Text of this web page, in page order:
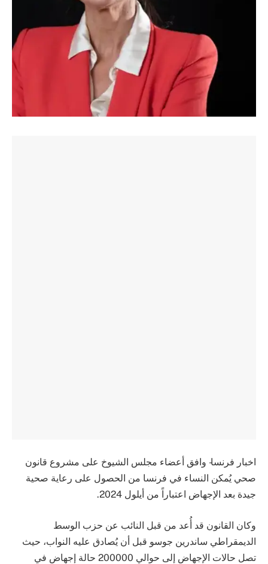
اخبار فرنسا- وافق أعضاء مجلس الشيوخ على مشروع قانون
صحي يُمكن النساء في فرنسا من الحصول على رعاية صحية
جيدة بعد الإجهاض اعتباراً من أيلول 2024.
وكان القانون قد أُعد من قبل النائب عن حزب الوسط
الديمقراطي ساندرين جوسو قبل أن يُصادق عليه النواب، حيث
تصل حالات الإجهاض إلى حوالي 200000 حالة إجهاض في